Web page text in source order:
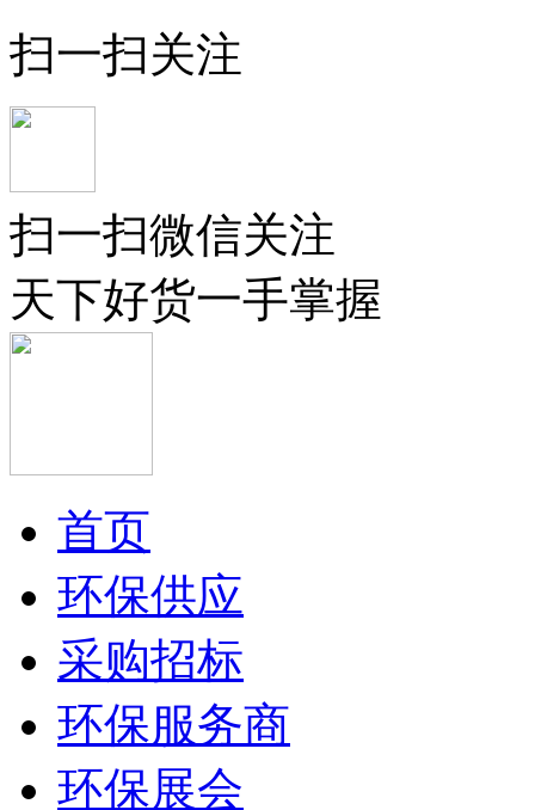
扫一扫关注
扫一扫微信关注
天下好货一手掌握
首页
环保供应
采购招标
环保服务商
环保展会